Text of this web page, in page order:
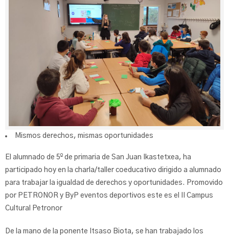
Mismos derechos, mismas oportunidades
El alumnado de 5º de primaria de San Juan Ikastetxea, ha
participado hoy en la charla/taller coeducativo dirigido a alumnado
para trabajar la igualdad de derechos y oportunidades. Promovido
por PETRONOR y ByP eventos deportivos este es el II Campus
Cultural Petronor
De la mano de la ponente Itsaso Biota, se han trabajado los